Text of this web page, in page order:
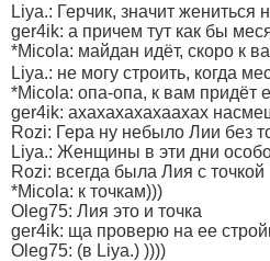
Liya.: Герчик, значит жениться
ger4ik: а причем тут как бы
*Micola: майдан идёт, скоро к
Liya.: не могу строить, когда
*Micola: опа-опа, к вам придёт
ger4ik: ахахахахахаахах
Rozi: Гера ну небыло Лии без
Liya.: Женщины в эти дни
Rozi: всегда была Лия с точкой
*Micola: к точкам)))
Oleg75: Лия это и точка
ger4ik: ща проверю на ее
Oleg75: (в Liya.) ))))